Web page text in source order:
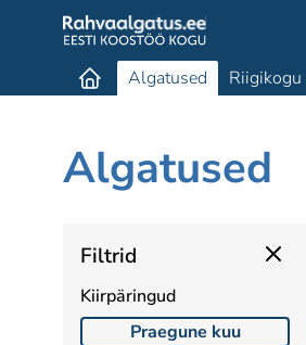
Algatused Riigikogu
Algatused
Filtrid
Kiirpäringud
Praegune kuu